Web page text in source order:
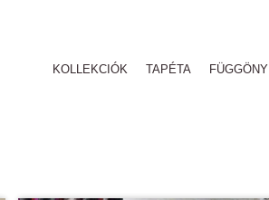
KOLLEKCIÓK TAPÉTA FÜGGÖNY